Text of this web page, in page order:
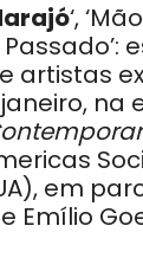
‘,
artistas
na
em
Emílio